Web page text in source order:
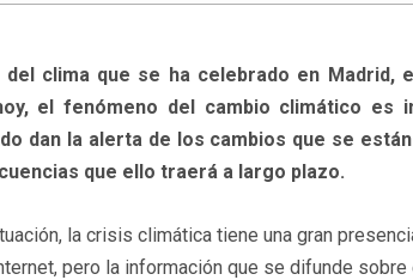
clima que se ha celebrado en Madrid,
el fenómeno del cambio climático es
dan la alerta de los cambios que se
que ello traerá a largo plazo.
la crisis climática tiene una gran
pero la información que se difunde sobre